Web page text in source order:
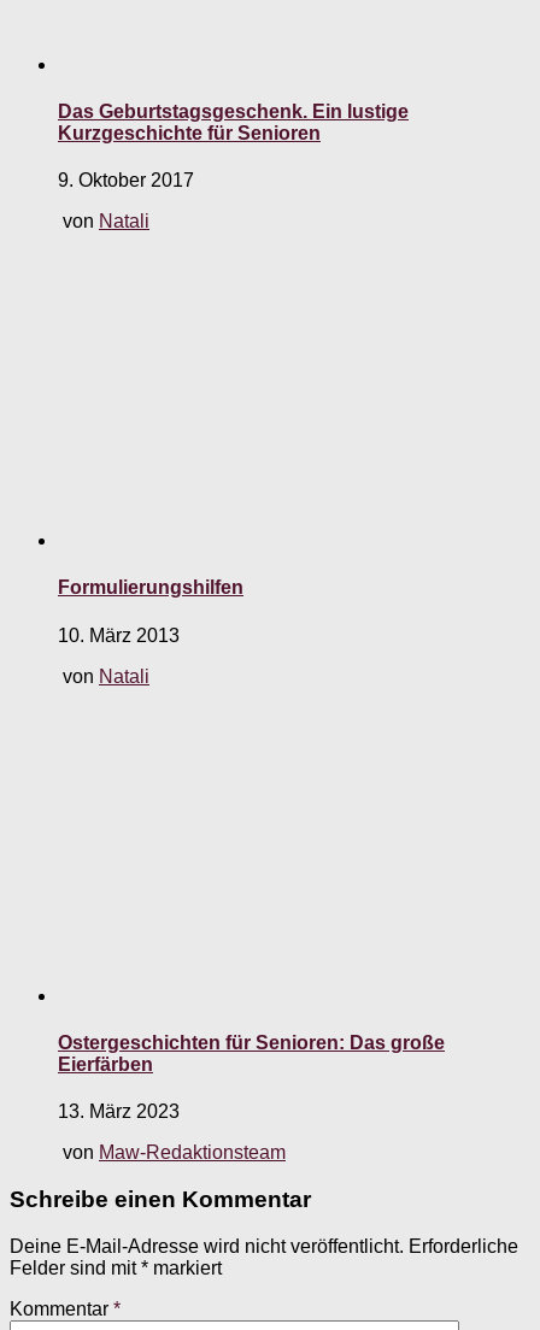
Das Geburtstagsgeschenk. Ein lustige
Kurzgeschichte für Senioren
9. Oktober 2017
von Natali
Formulierungshilfen
10. März 2013
von Natali
Ostergeschichten für Senioren: Das große
Eierfärben
13. März 2023
von Maw-Redaktionsteam
Schreibe einen Kommentar
Deine E-Mail-Adresse wird nicht veröffentlicht. Erforderliche
Felder sind mit* markiert
Kommentar *